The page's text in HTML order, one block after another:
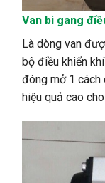
Van bi gang
Là dòng van
bộ điều khiển
đóng mở 1 cách
hiệu quả cao